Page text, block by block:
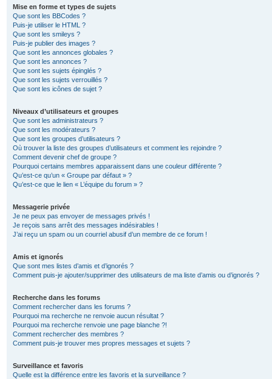
Mise en forme et types de sujets
Que sont les BBCodes ?
Puis-je utiliser le HTML ?
Que sont les smileys ?
Puis-je publier des images ?
Que sont les annonces globales ?
Que sont les annonces ?
Que sont les sujets épinglés ?
Que sont les sujets verrouillés ?
Que sont les icônes de sujet ?
Niveaux d’utilisateurs et groupes
Que sont les administrateurs ?
Que sont les modérateurs ?
Que sont les groupes d’utilisateurs ?
Où trouver la liste des groupes d’utilisateurs et comment les rejoindre ?
Comment devenir chef de groupe ?
Pourquoi certains membres apparaissent dans une couleur différente ?
Qu’est-ce qu’un « Groupe par défaut » ?
Qu’est-ce que le lien « L’équipe du forum » ?
Messagerie privée
Je ne peux pas envoyer de messages privés !
Je reçois sans arrêt des messages indésirables !
J’ai reçu un spam ou un courriel abusif d’un membre de ce forum !
Amis et ignorés
Que sont mes listes d’amis et d’ignorés ?
Comment puis-je ajouter/supprimer des utilisateurs de ma liste d’amis ou d’ignorés ?
Recherche dans les forums
Comment rechercher dans les forums ?
Pourquoi ma recherche ne renvoie aucun résultat ?
Pourquoi ma recherche renvoie une page blanche ?!
Comment rechercher des membres ?
Comment puis-je trouver mes propres messages et sujets ?
Surveillance et favoris
Quelle est la différence entre les favoris et la surveillance ?